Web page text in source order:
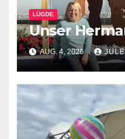
LÜGDE
Unser
AUG. 4, 2026